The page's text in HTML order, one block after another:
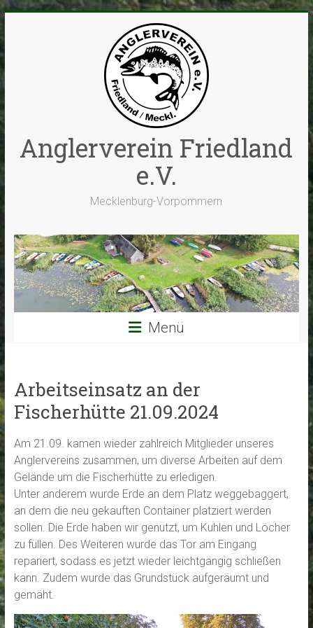
Zum
Anglerverein Friedland
e.V.
Mecklenburg-Vorpommern
Menü
Arbeitseinsatz an der
Fischerhütte 21.09.2024
Am 21.09. kamen wieder zahlreich Mitglieder unseres
Anglervereins zusammen, um diverse Arbeiten auf dem
Gelände um die Fischerhütte zu erledigen.
Unter anderem wurde Erde an dem Platz weggebaggert,
an dem die neu gekauften Container platziert werden
sollen. Die Erde haben wir genutzt, um Kuhlen und Löcher
zu füllen. Des Weiteren wurde das Tor am Eingang
repariert, sodass es jetzt wieder leichtgängig schließen
kann. Zudem wurde das Grundstück aufgeräumt und
gemäht.